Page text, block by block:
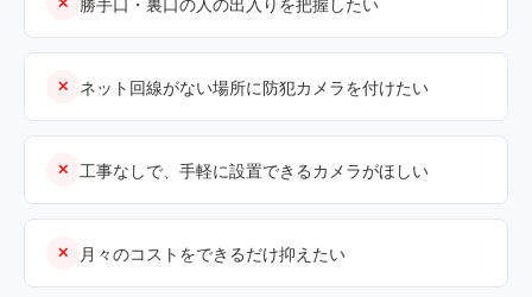
✕ ネット回線がない場所に防犯カメラを付けたい
✕ 工事なしで、手軽に設置できるカメラがほしい
✕ 月々のコストをできるだけ抑えたい